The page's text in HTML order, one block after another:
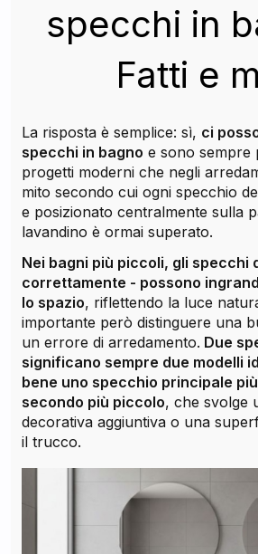
specchi in
Fatti e
La risposta è semplice: sì, ci
specchi in bagno e sono sempre
progetti moderni che negli
mito secondo cui ogni specchio
e posizionato centralmente sulla
lavandino è ormai superato.
Nei bagni più piccoli, gli specchi
correttamente - possono
lo spazio, riflettendo la luce
importante però distinguere una
un errore di arredamento. Due
significano sempre due modelli
bene uno specchio principale
secondo più piccolo, che svolge
decorativa aggiuntiva o una
il trucco.